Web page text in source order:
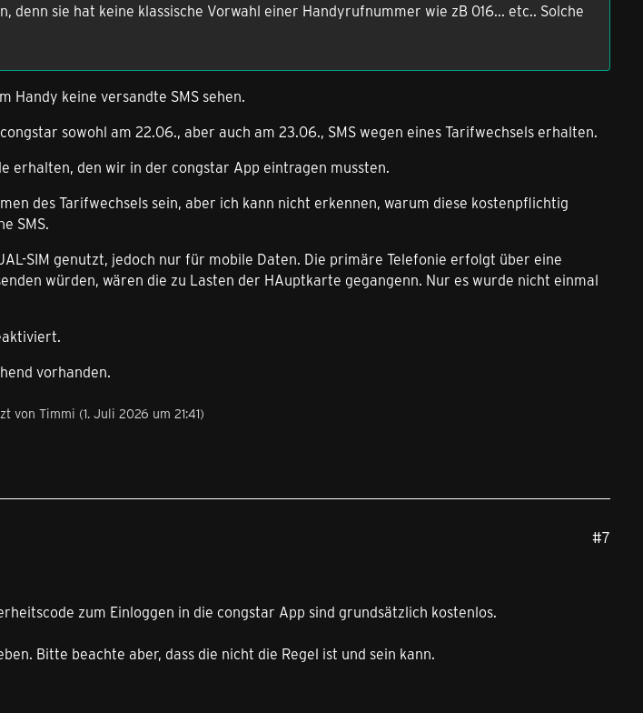
denn sie hat keine klassische Vorwahl einer Handyrufnummer wie zB 016... etc.. Solche
Handy keine versandte SMS sehen.
sowohl am 22.06., aber auch am 23.06., SMS wegen eines Tarifwechsels erhalten.
erhalten, den wir in der congstar App eintragen mussten.
des Tarifwechsels sein, aber ich kann nicht erkennen, warum diese kostenpflichtig
SMS.
SIM genutzt, jedoch nur für mobile Daten. Die primäre Telefonie erfolgt über eine
würden, wären die zu Lasten der HAuptkarte gegangenn. Nur es wurde nicht einmal
vorhanden.
von Timmi (1. Juli 2026 um 21:41)
#7
zum Einloggen in die congstar App sind grundsätzlich kostenlos.
Bitte beachte aber, dass die nicht die Regel ist und sein kann.